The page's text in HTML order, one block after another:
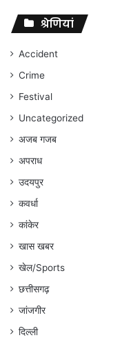
संघर्ष
जारी
रहेगा
अंकित
गौरहा
श्रेणियां
Accident
Crime
Festival
Uncategorized
अजब गजब
अपराध
उदयपुर
कवर्धा
कांकेर
खास खबर
खेल/Sports
छत्तीसगढ़
जांजगीर
दिल्ली